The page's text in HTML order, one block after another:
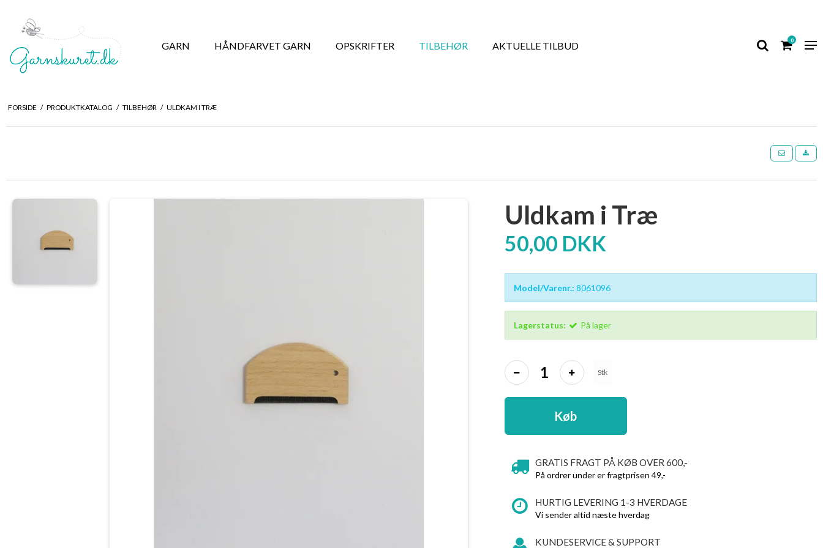
GARN HÅNDFARVET GARN OPSKRIFTER TILBEHØR AKTUELLE TILBUD 0
FORSIDE / PRODUKTKATALOG / TILBEHØR / ULDKAM I TRÆ
Uldkam i Træ
50,00 DKK
Model/Varenr.: 8061096
Lagerstatus: På lager
Stk
Køb
GRATIS FRAGT PÅ KØB OVER 600,-
På ordrer under er fragtprisen 49,-
HURTIG LEVERING 1-3 HVERDAGE
Vi sender altid næste hverdag
KUNDESERVICE & SUPPORT